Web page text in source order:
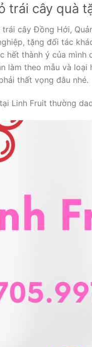
trái cây quà
trái cây Đồng Hới,
tặng đối tác
hết thành ý của mình
làm theo mẫu và
thất vọng đâu nhé.
Linh Fruit thường